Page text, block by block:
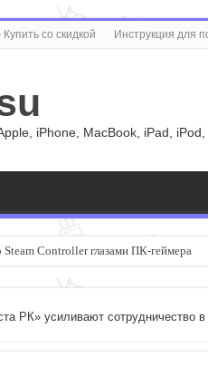
со скидкой Инструкция для
iPhone, MacBook, iPad,
Controller глазами ПК-геймера
РК» усиливают сотрудничество в